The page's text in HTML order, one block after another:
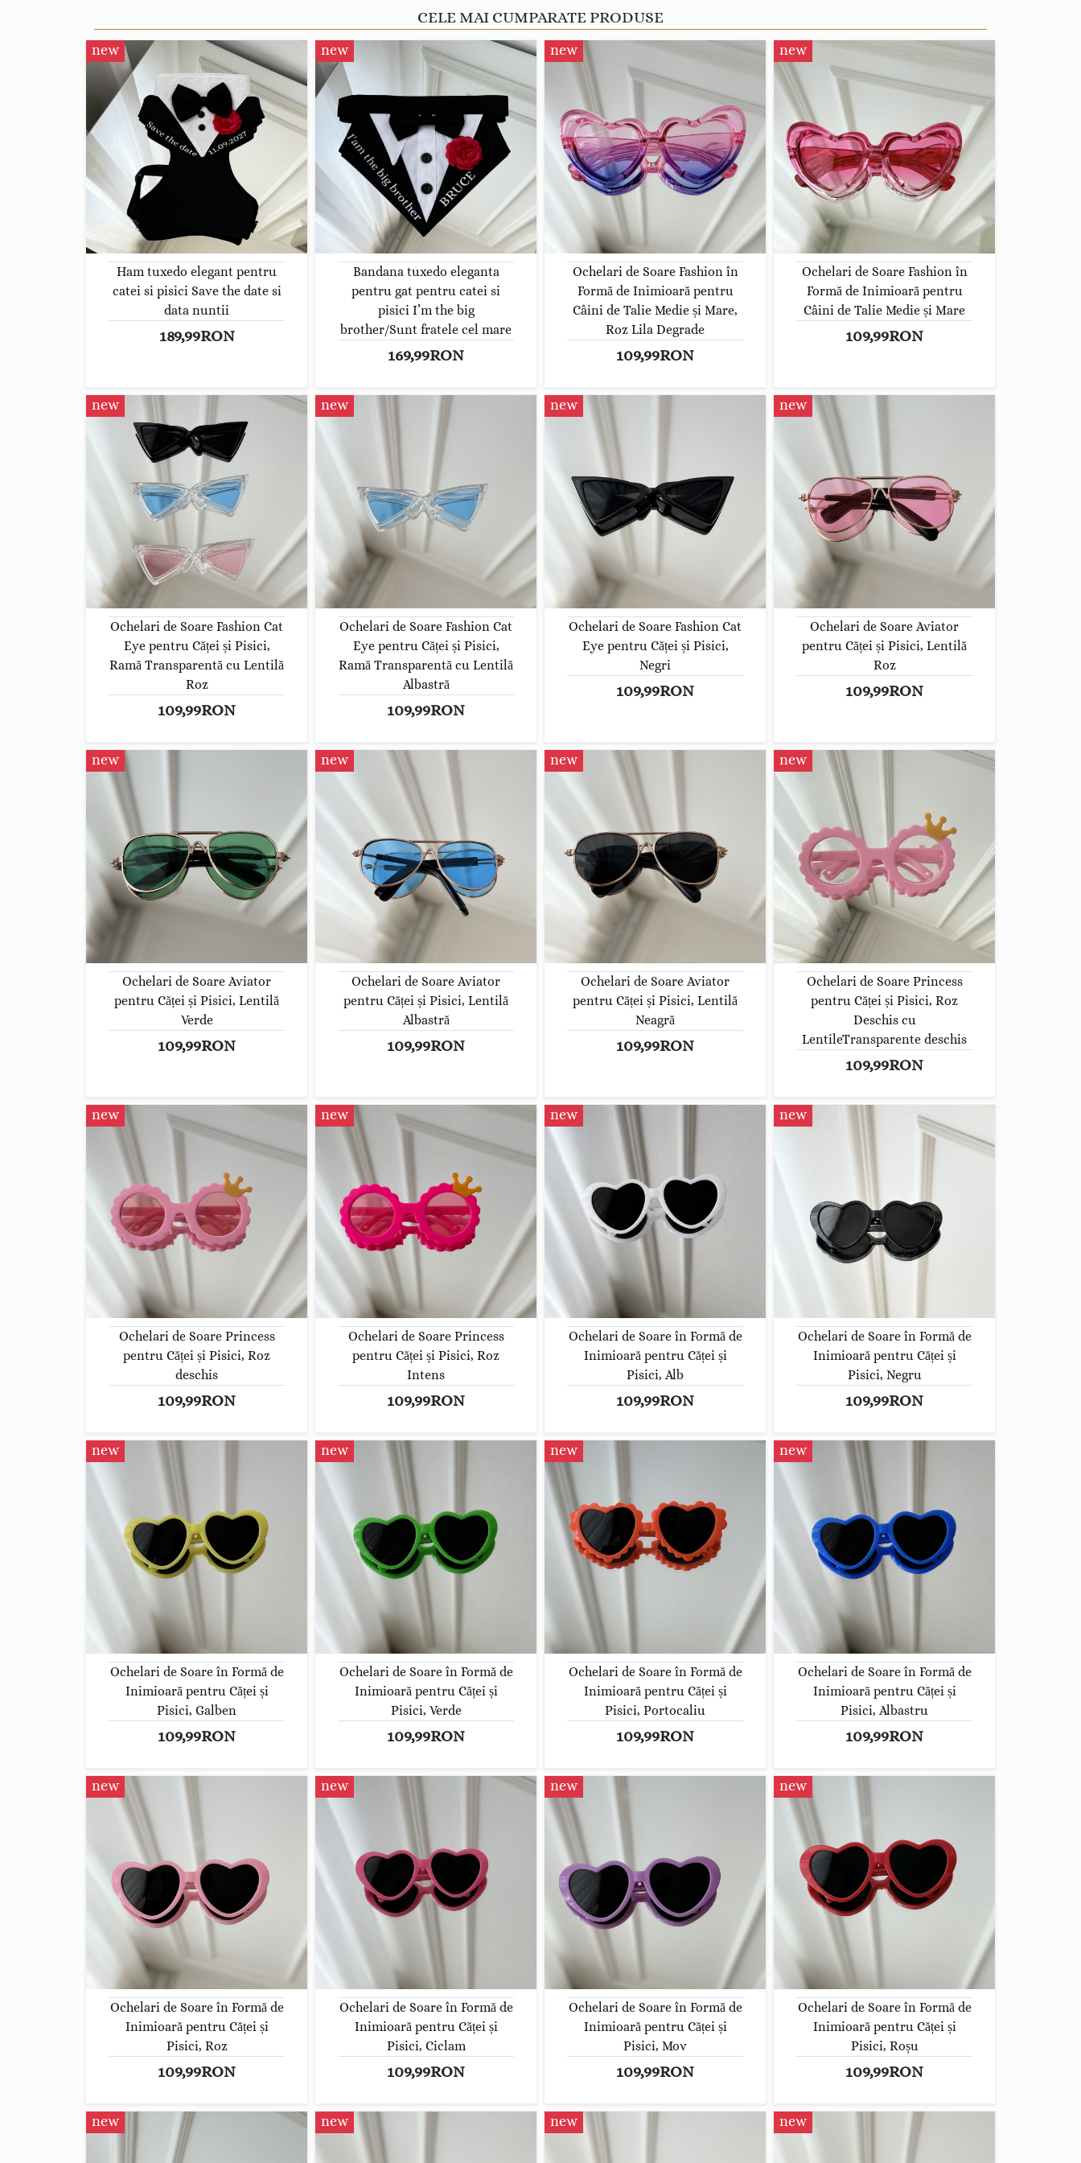
CELE MAI CUMPARATE PRODUSE
new
Ham tuxedo elegant pentru
catei si pisici Save the date si
data nuntii
189,99RON
new
Bandana tuxedo eleganta
pentru gat pentru catei si
pisici I’m the big
brother/Sunt fratele cel mare
169,99RON
new
Ochelari de Soare Fashion în
Formă de Inimioară pentru
Câini de Talie Medie și Mare,
Roz Lila Degrade
109,99RON
new
Ochelari de Soare Fashion în
Formă de Inimioară pentru
Câini de Talie Medie și Mare
109,99RON
new
Ochelari de Soare Fashion Cat
Eye pentru Căței și Pisici,
Ramă Transparentă cu Lentilă
Roz
109,99RON
new
Ochelari de Soare Fashion Cat
Eye pentru Căței și Pisici,
Ramă Transparentă cu Lentilă
Albastră
109,99RON
new
Ochelari de Soare Fashion Cat
Eye pentru Căței și Pisici,
Negri
109,99RON
new
Ochelari de Soare Aviator
pentru Căței și Pisici, Lentilă
Roz
109,99RON
new
Ochelari de Soare Aviator
pentru Căței și Pisici, Lentilă
Verde
109,99RON
new
Ochelari de Soare Aviator
pentru Căței și Pisici, Lentilă
Albastră
109,99RON
new
Ochelari de Soare Aviator
pentru Căței și Pisici, Lentilă
Neagră
109,99RON
new
Ochelari de Soare Princess
pentru Căței și Pisici, Roz
Deschis cu
LentileTransparente deschis
109,99RON
new
Ochelari de Soare Princess
pentru Căței și Pisici, Roz
deschis
109,99RON
new
Ochelari de Soare Princess
pentru Căței și Pisici, Roz
Intens
109,99RON
new
Ochelari de Soare în Formă de
Inimioară pentru Căței și
Pisici, Alb
109,99RON
new
Ochelari de Soare în Formă de
Inimioară pentru Căței și
Pisici, Negru
109,99RON
new
Ochelari de Soare în Formă de
Inimioară pentru Căței și
Pisici, Galben
109,99RON
new
Ochelari de Soare în Formă de
Inimioară pentru Căței și
Pisici, Verde
109,99RON
new
Ochelari de Soare în Formă de
Inimioară pentru Căței și
Pisici, Portocaliu
109,99RON
new
Ochelari de Soare în Formă de
Inimioară pentru Căței și
Pisici, Albastru
109,99RON
new
Ochelari de Soare în Formă de
Inimioară pentru Căței și
Pisici, Roz
109,99RON
new
Ochelari de Soare în Formă de
Inimioară pentru Căței și
Pisici, Ciclam
109,99RON
new
Ochelari de Soare în Formă de
Inimioară pentru Căței și
Pisici, Mov
109,99RON
new
Ochelari de Soare în Formă de
Inimioară pentru Căței și
Pisici, Roșu
109,99RON
new new new new